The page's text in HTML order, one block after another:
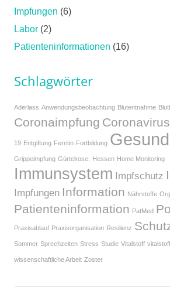
Impfungen (6)
Labor (2)
Patienteninformationen (16)
Schlagwörter
Aderlass Anwendungsbeobachtung Blutentnahme
Coronaimpfung Coronavirus
19 Entgiftung Ferritin Fortbildung
Grippeimpfung Gürtelrose; Hessen Home Monitoring
Immunsystem Impfschutz
Impfungen Information Nährstoffe
Patienteninformation PatMed
Praxisablauf Praxisorganisation Resilienz
Sommer Sprechzeiten Stress Studie Vitalstoff
wissenschaftliche Arbeit Zoster